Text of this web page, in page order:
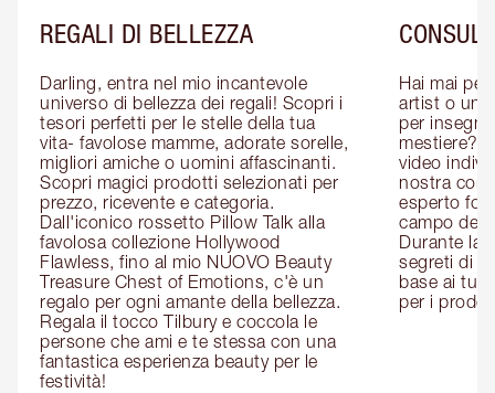
REGALI DI BELLEZZA
Darling, entra nel mio incantevole
universo di bellezza dei regali! Scopri i
tesori perfetti per le stelle della tua
vita- favolose mamme, adorate sorelle,
migliori amiche o uomini affascinanti.
Scopri magici prodotti selezionati per
prezzo, ricevente e categoria.
Dall'iconico rossetto Pillow Talk alla
favolosa collezione Hollywood
Flawless, fino al mio NUOVO Beauty
Treasure Chest of Emotions, c'è un
regalo per ogni amante della bellezza.
Regala il tocco Tilbury e coccola le
persone che ami e te stessa con una
fantastica esperienza beauty per le
festività!
Hai mai
artist o un
per
mestiere?
video
nostra
esperto
campo del
Durante la
segreti di
base ai
per i